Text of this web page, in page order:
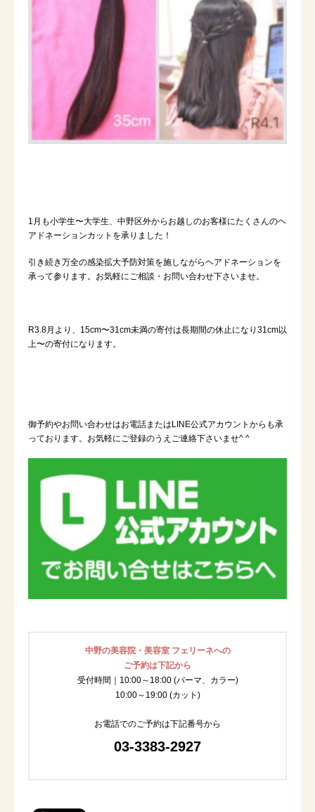
1 月も小学生〜大学生、中野区外からお越しのお客様にたくさんのヘ
アドネーションカットを承りました！
引き続き万全の感染拡大予防対策を施しながらヘアドネーションを
承って参ります。お気軽にご相談・お問い合わせ下さいませ。
R3.8月より、 15cm〜31cm未満の寄付は長期間の休止になり 31cm以
上〜の寄付になります。
御予約やお問い合わせはお電話または LINE公式アカウントからも承
っております。お気軽にご登録のうえご連絡下さいませ^ ^
中野の美容院・美容室 フェリーネへの
ご予約は下記から
受付時間｜10:00～18:00 (パーマ、カラー)
10:00～19:00 (カット)
お電話でのご予約は下記番号から
03-3383-2927